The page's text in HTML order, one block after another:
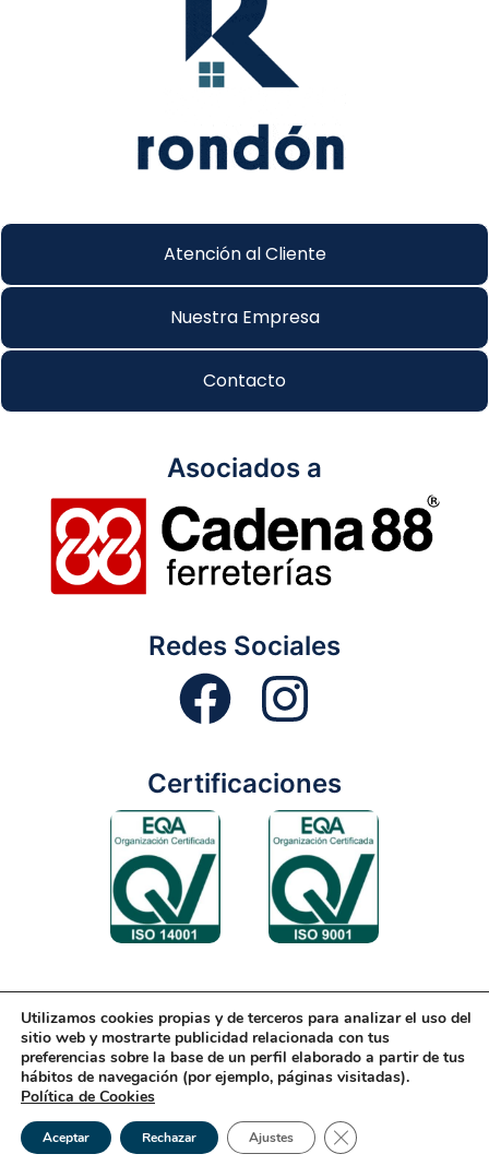
Atención al Cliente
Nuestra Empresa
Contacto
Asociados a
Redes Sociales
Certificaciones
Aviso Legal Condiciones Generales
Diseño Web
Política de Cookies
Política de Gestión
Política de Privacidad
© 2026 Rondón | Todos los derechos reservados
Utilizamos cookies propias y de terceros para analizar el uso del
sitio web y mostrarte publicidad relacionada con tus
preferencias sobre la base de un perfil elaborado a partir de tus
hábitos de navegación (por ejemplo, páginas visitadas).
Política de Cookies
Aceptar Rechazar Ajustes Cerrar el banner de